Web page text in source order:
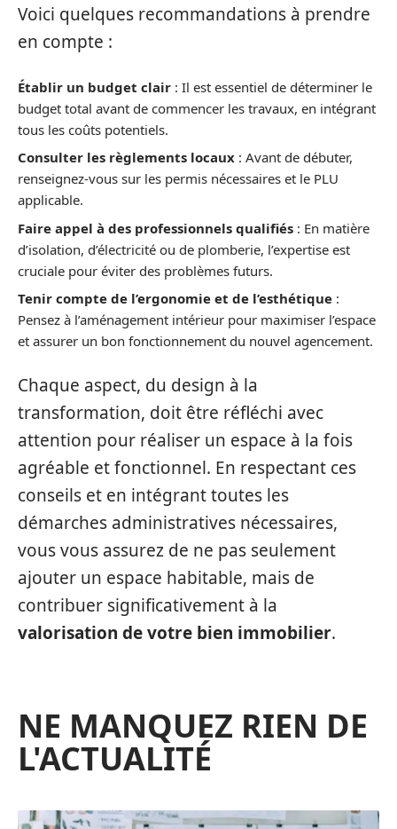
Voici quelques recommandations à prendre
en compte :
Établir un budget clair : Il est essentiel de déterminer le
budget total avant de commencer les travaux, en intégrant
tous les coûts potentiels.
Consulter les règlements locaux : Avant de débuter,
renseignez-vous sur les permis nécessaires et le PLU
applicable.
Faire appel à des professionnels qualifiés : En matière
d’isolation, d’électricité ou de plomberie, l’expertise est
cruciale pour éviter des problèmes futurs.
Tenir compte de l’ergonomie et de l’esthétique :
Pensez à l’aménagement intérieur pour maximiser l’espace
et assurer un bon fonctionnement du nouvel agencement.
Chaque aspect, du design à la
transformation, doit être réfléchi avec
attention pour réaliser un espace à la fois
agréable et fonctionnel. En respectant ces
conseils et en intégrant toutes les
démarches administratives nécessaires,
vous vous assurez de ne pas seulement
ajouter un espace habitable, mais de
contribuer significativement à la
valorisation de votre bien immobilier.
NE MANQUEZ RIEN DE
L'ACTUALITÉ